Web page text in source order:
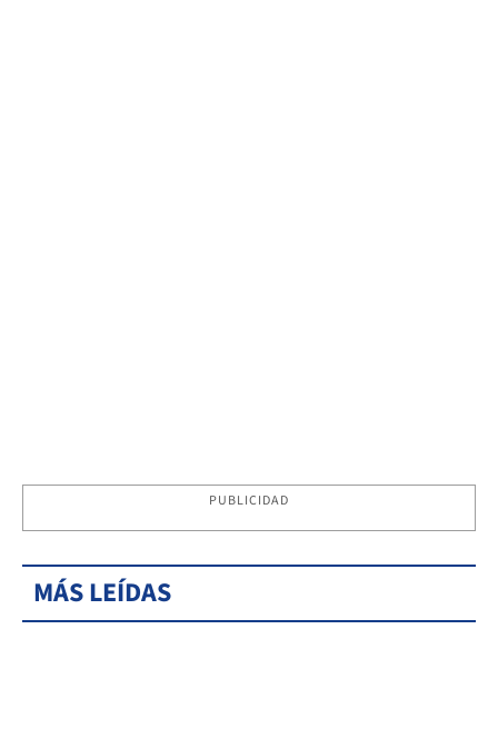
PUBLICIDAD
MÁS LEÍDAS